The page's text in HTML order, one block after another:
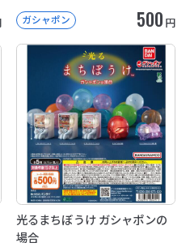
ガシャポン 500 円
光るまちぼうけ ガシャポンの
場合